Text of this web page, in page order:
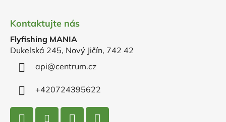
Kontaktujte nás
Flyfishing MANIA
Dukelská 245, Nový Jičín, 742 42
api@centrum.cz
+420724395622